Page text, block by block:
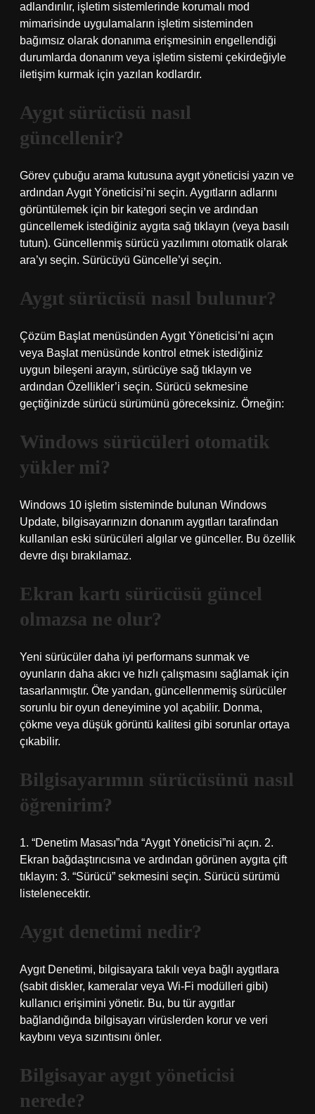
adlandırılır, işletim sistemlerinde korumalı mod
mimarisinde uygulamaların işletim sisteminden
bağımsız olarak donanıma erişmesinin engellendiği
durumlarda donanım veya işletim sistemi çekirdeğiyle
iletişim kurmak için yazılan kodlardır.
Aygıt sürücüsü nasıl
güncellenir?
Görev çubuğu arama kutusuna aygıt yöneticisi yazın ve
ardından Aygıt Yöneticisi’ni seçin. Aygıtların adlarını
görüntülemek için bir kategori seçin ve ardından
güncellemek istediğiniz aygıta sağ tıklayın (veya basılı
tutun). Güncellenmiş sürücü yazılımını otomatik olarak
ara’yı seçin. Sürücüyü Güncelle’yi seçin.
Aygıt sürücüsü nasıl bulunur?
Çözüm Başlat menüsünden Aygıt Yöneticisi’ni açın
veya Başlat menüsünde kontrol etmek istediğiniz
uygun bileşeni arayın, sürücüye sağ tıklayın ve
ardından Özellikler’i seçin. Sürücü sekmesine
geçtiğinizde sürücü sürümünü göreceksiniz. Örneğin:
Windows sürücüleri otomatik
yükler mi?
Windows 10 işletim sisteminde bulunan Windows
Update, bilgisayarınızın donanım aygıtları tarafından
kullanılan eski sürücüleri algılar ve günceller. Bu özellik
devre dışı bırakılamaz.
Ekran kartı sürücüsü güncel
olmazsa ne olur?
Yeni sürücüler daha iyi performans sunmak ve
oyunların daha akıcı ve hızlı çalışmasını sağlamak için
tasarlanmıştır. Öte yandan, güncellenmemiş sürücüler
sorunlu bir oyun deneyimine yol açabilir. Donma,
çökme veya düşük görüntü kalitesi gibi sorunlar ortaya
çıkabilir.
Bilgisayarımın sürücüsünü nasıl
öğrenirim?
1. “Denetim Masası”nda “Aygıt Yöneticisi”ni açın. 2.
Ekran bağdaştırıcısına ve ardından görünen aygıta çift
tıklayın: 3. “Sürücü” sekmesini seçin. Sürücü sürümü
listelenecektir.
Aygıt denetimi nedir?
Aygıt Denetimi, bilgisayara takılı veya bağlı aygıtlara
(sabit diskler, kameralar veya Wi-Fi modülleri gibi)
kullanıcı erişimini yönetir. Bu, bu tür aygıtlar
bağlandığında bilgisayarı virüslerden korur ve veri
kaybını veya sızıntısını önler.
Bilgisayar aygıt yöneticisi
nerede?